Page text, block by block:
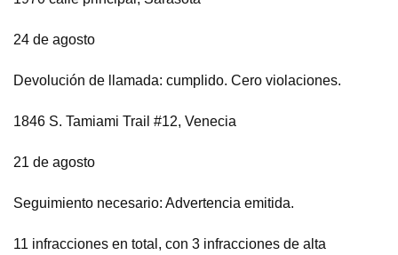
24 de agosto
Devolución de llamada: cumplido. Cero violaciones.
1846 S. Tamiami Trail #12, Venecia
21 de agosto
Seguimiento necesario: Advertencia emitida.
11 infracciones en total, con 3 infracciones de alta